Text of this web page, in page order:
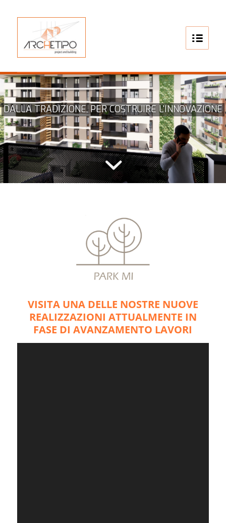
DALLA TRADIZIONE, PER COSTRUIRE L'INNOVAZIONE
VISITA UNA DELLE NOSTRE NUOVE
REALIZZAZIONI ATTUALMENTE IN
FASE DI AVANZAMENTO LAVORI